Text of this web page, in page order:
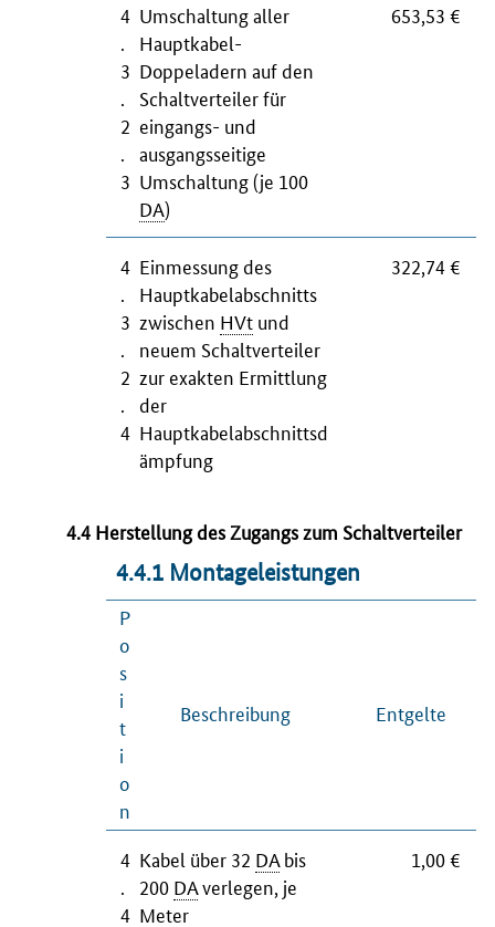
4
.
3
.
2
.
3
Umschaltung aller
Hauptkabel-
Doppeladern auf den
Schaltvertei­ler für
eingangs- und
ausgangsseitige
Umschaltung (je 100
DA)
653,53 €
4
.
3
.
2
.
4
Einmessung des
Hauptkabelabschnitts
zwischen HVt und
neuem Schaltverteiler
zur exakten Ermittlung
der
Hauptkabelabschnittsd
ämpfung
322,74 €
4.4 Herstellung des Zugangs zum Schaltverteiler
4.4.1 Montageleistungen
P
o
s
i
t
i
o
n
Beschreibung Entgelte
4
.
4
Kabel über 32 DAbis
200 DAverlegen, je
Meter
1,00 €